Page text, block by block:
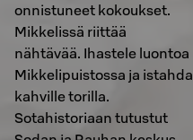
onnistuneet kokoukset.
Mikkelissä riittää
nähtävää. Ihastele luontoa
Mikkelipuistossa ja istahda
kahville torilla.
Sotahistoriaan tutustut